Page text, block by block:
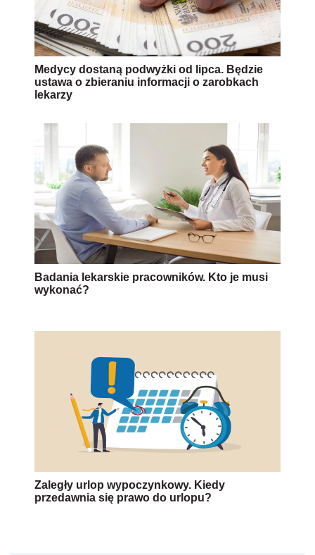
Medycy dostaną podwyżki od lipca. Będzie
ustawa o zbieraniu informacji o zarobkach
lekarzy
Badania lekarskie pracowników. Kto je musi
wykonać?
Zaległy urlop wypoczynkowy. Kiedy
przedawnia się prawo do urlopu?